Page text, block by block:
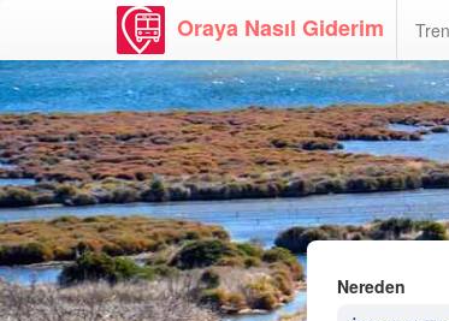
Oraya Nasıl Giderim
Nereden